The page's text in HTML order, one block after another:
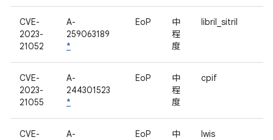
CVE-
2023-
21052
A-
259063189
*
EoP
中
程
度
libril_sitril
CVE-
2023-
21055
A-
244301523
*
EoP
中
程
度
cpif
CVE-
A-
EoP
中
lwis